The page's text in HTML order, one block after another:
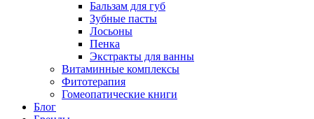
Бальзам для губ
Зубные пасты
Лосьоны
Пенка
Экстракты для ванны
Витаминные комплексы
Фитотерапия
Гомеопатические книги
Блог